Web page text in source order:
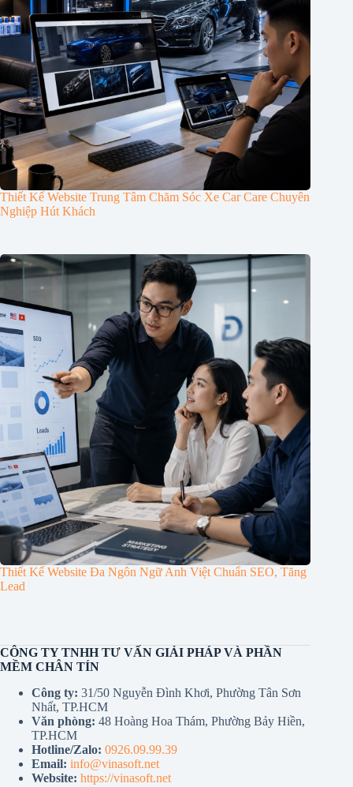
Thiết Kế Website Trung Tâm Chăm Sóc Xe Car Care Chuyên
Nghiệp Hút Khách
Thiết Kế Website Đa Ngôn Ngữ Anh Việt Chuẩn SEO, Tăng
Lead
CÔNG TY TNHH TƯ VẤN GIẢI PHÁP VÀ PHẦN
MỀM CHÂN TÍN
Công ty: 31/50 Nguyễn Đình Khơi, Phường Tân Sơn
Nhất, TP.HCM
Văn phòng: 48 Hoàng Hoa Thám, Phường Bảy Hiền,
TP.HCM
Hotline/Zalo: 0926.09.99.39
Email: info@vinasoft.net
Website: https://vinasoft.net